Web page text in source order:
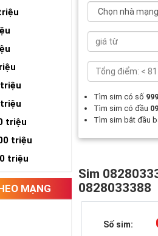
triệu
triệu
triệu
MẠNG
Tìm sim có số
Tìm sim có đầu
Tìm sim bắt đầu
Sim
0828033388
Số sim: